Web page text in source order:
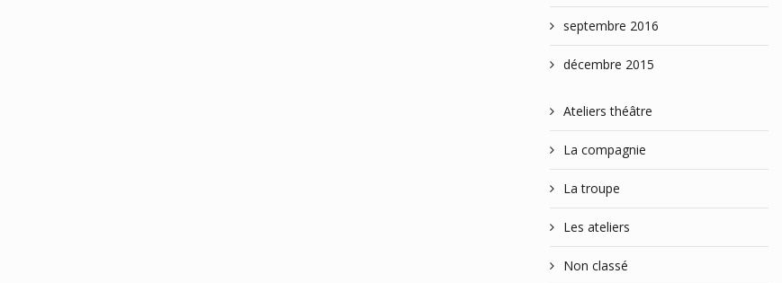
septembre 2016
décembre 2015
Ateliers théâtre
La compagnie
La troupe
Les ateliers
Non classé